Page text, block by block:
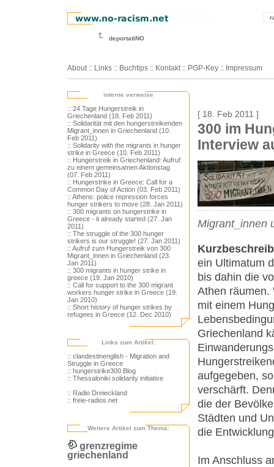
deportatiNO
About :: Links :: Buchtips :: Kontakt :: PGP-Key :: Impressum
interne verweise
:: 24 Tage Hungerstreik in
Griechenland (18. Feb 2011)
:: Solidarität mit den hungerstreikenden
Migrant_innen in Griechenland (10.
Feb 2011)
:: Solidarity with the migrants in hunger
strike in Greece (10. Feb 2011)
:: Hungerstreik in Griechenland: Aufruf
zu einem gemeinsamen Aktionstag
(07. Feb 2011)
:: Hungerstrike in Greece: Call for a
Common Day of Action (03. Feb 2011)
:: Athens: police repression forces
hunger strikers to move (28. Jan 2011)
:: 300 migrants on hungerstrike in
Greece - it already started (27. Jan
2011)
:: The struggle of the 300 hunger
strikers is our struggle! (27. Jan 2011)
:: Aufruf zum Hungerstreik von 300
Migrant_innen in Griechenland (23.
Jan 2011)
:: 300 migrants in hunger strike in
greece (19. Jan 2010)
:: Call for support to the 300 migrant
workers hunger strike in Greece (19.
Jan 2010)
:: Short history of hunger strikes by
refugees in Greece (12. Dec 2010)
Links zum Artikel:
:: clandestinenglish - Migration and
Struggle in Greece
:: hungerstrike300 Blog
:: Thessaloniki solidarity initiative
:: Radio Dreieckland
:: freie-radios.net
Weitere Artikel zum Thema:
grenzregime
griechenland
[ 18. Feb 2011 ]
300 im
Interview
Migrant_innen
ein Ultimatum
bis dahin die
Athen räumen.
mit einem
Griechenland
aufgegeben,
verschärft.
die der
Städten und
die
Im Anschluss